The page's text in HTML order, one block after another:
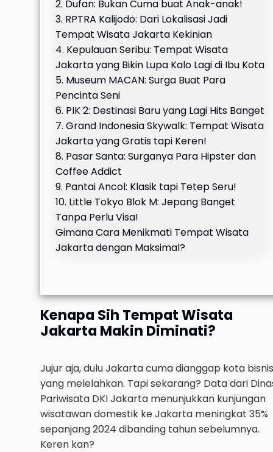
2. Dufan: Bukan Cuma buat Anak-anak!
3. RPTRA Kalijodo: Dari Lokalisasi Jadi
Tempat Wisata Jakarta Kekinian
4. Kepulauan Seribu: Tempat Wisata
Jakarta yang Bikin Lupa Kalo Lagi di Ibu Kota
5. Museum MACAN: Surga Buat Para
Pencinta Seni
6. PIK 2: Destinasi Baru yang Lagi Hits Banget
7. Grand Indonesia Skywalk: Tempat Wisata
Jakarta yang Gratis tapi Keren!
8. Pasar Santa: Surganya Para Hipster dan
Coffee Addict
9. Pantai Ancol: Klasik tapi Tetep Seru!
10. Little Tokyo Blok M: Jepang Banget
Tanpa Perlu Visa!
Gimana Cara Menikmati Tempat Wisata
Jakarta dengan Maksimal?
Kenapa Sih Tempat Wisata
Jakarta Makin Diminati?
Jujur aja, dulu Jakarta cuma dianggap kota bisnis
yang melelahkan. Tapi sekarang? Data dari
Pariwisata DKI Jakarta menunjukkan kunjungan
wisatawan domestik ke Jakarta meningkat 35%
sepanjang 2024 dibanding tahun sebelumnya.
Keren kan?